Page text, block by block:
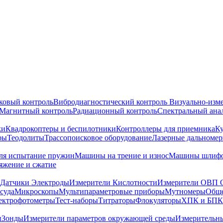
контрольВибродиагностический контроль Визуально-
контрольРадиационный контрольСпектральный
Квадрокоптеры и беспилотникиКонтроллеры для приемника
ТеодолитыТрассопоисковое оборудованиеЛазерные
испытание пружинМашины на трение и износМашины
и сжатие
Датчики ЭлектродыИзмерители КислотностиИзмерители ОВП
МикроскопыМультипараметровые приборыМутномеры
Тест-наборыТитраторыФлокуляторыХПК и БПК
ЗондыИзмерители параметров окружающей среды